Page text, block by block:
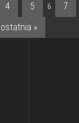
4 5 6
7
ostatnia »